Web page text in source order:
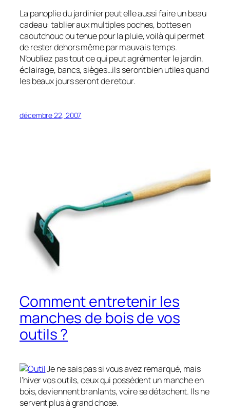
La panoplie du jardinier peut elle aussi faire un beau
cadeau: tablier aux multiples poches, bottes en
caoutchouc ou tenue pour la pluie, voilà qui permet
de rester dehors même par mauvais temps.
N’oubliez pas tout ce qui peut agrémenter le jardin,
éclairage, bancs, sièges…ils seront bien utiles quand
les beaux jours seront de retour.
décembre 22, 2007
Comment entretenir les
manches de bois de vos
outils ?
Je ne sais pas si vous avez remarqué, mais
l’hiver vos outils, ceux qui possèdent un manche en
bois, deviennent branlants, voire se détachent. Ils ne
servent plus à grand chose.